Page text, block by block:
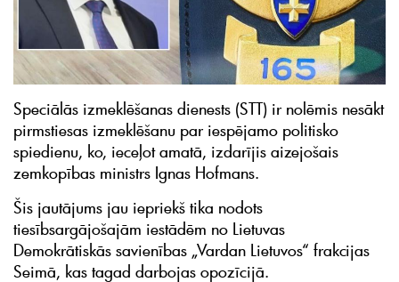
Speciālās izmeklēšanas dienests (STT) ir nolēmis nesākt
pirmstiesas izmeklēšanu par iespējamo politisko
spiedienu, ko, ieceļot amatā, izdarījis aizejošais
zemkopības ministrs Ignas Hofmans.
Šis jautājums jau iepriekš tika nodots
tiesībsargājošajām iestādēm no Lietuvas
Demokrātiskās savienības „Vardan Lietuvos“ frakcijas
Seimā, kas tagad darbojas opozīcijā.